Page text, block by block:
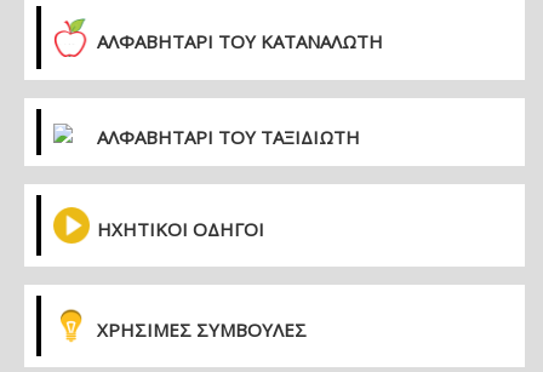
ΑΛΦΑΒΗΤΑΡΙ ΤΟΥ ΚΑΤΑΝΑΛΩΤΗ
ΑΛΦΑΒΗΤΑΡΙ ΤΟΥ ΤΑΞΙΔΙΩΤΗ
ΗΧΗΤΙΚΟΙ ΟΔΗΓΟΙ
ΧΡΗΣΙΜΕΣ ΣΥΜΒΟΥΛΕΣ